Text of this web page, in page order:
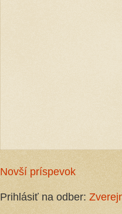
Novší príspevok
Prihlásiť na odber: